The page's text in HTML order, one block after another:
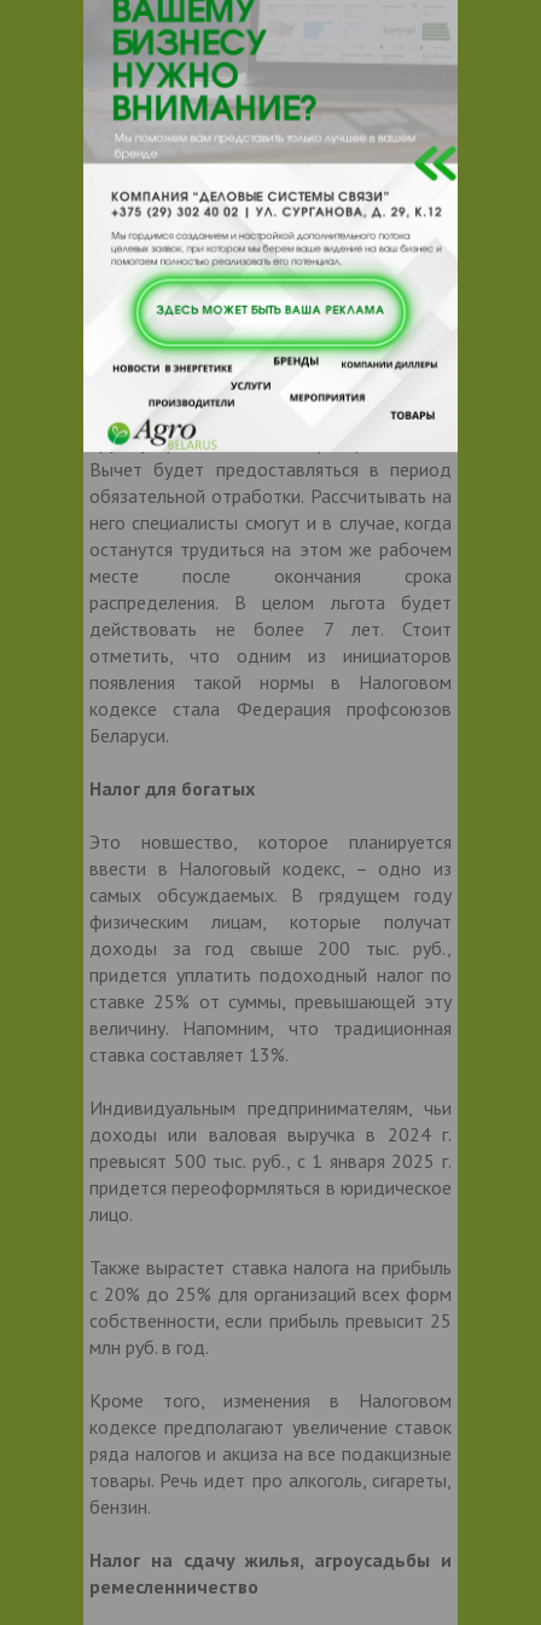
Отечественной войны, а также инвалидов
I и II группы, инвалидов с детства
увеличится из 220 до 246 руб. в месяц.
Налоговые льготы для молодых
специалистов
С 1 января 2024 г. в Налоговом кодексе
Беларуси появится важное изменение по
подоходному налогу. Для молодых
специалистов, которые получают высшее,
среднее специальное или
профессионально-техническое
образование, вводится налоговый вычет.
Его размер составит 620 руб. в месяц.
Получить можно будет при
трудоустройстве по распределению.
Вычет будет предоставляться в период
обязательной отработки. Рассчитывать на
него специалисты смогут и в случае, когда
останутся трудиться на этом же рабочем
месте после окончания срока
распределения. В целом льгота будет
действовать не более 7 лет. Стоит
отметить, что одним из инициаторов
появления такой нормы в Налоговом
кодексе стала Федерация профсоюзов
Беларуси.
Налог для богатых
Это новшество, которое планируется
ввести в Налоговый кодекс, – одно из
самых обсуждаемых. В грядущем году
физическим лицам, которые получат
доходы за год свыше 200 тыс. руб.,
придется уплатить подоходный налог по
ставке 25% от суммы, превышающей эту
величину. Напомним, что традиционная
ставка составляет 13%.
Индивидуальным предпринимателям, чьи
доходы или валовая выручка в 2024 г.
превысят 500 тыс. руб., с 1 января 2025 г.
придется переоформляться в юридическое
лицо.
Также вырастет ставка налога на прибыль
с 20% до 25% для организаций всех форм
собственности, если прибыль превысит 25
млн руб. в год.
Кроме того, изменения в Налоговом
кодексе предполагают увеличение ставок
ряда налогов и акциза на все подакцизные
товары. Речь идет про алкоголь, сигареты,
бензин.
Налог на сдачу жилья, агроусадьбы и
ремесленничество